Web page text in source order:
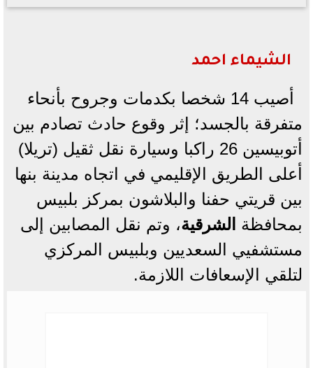
الشيماء احمد
أصيب 14 شخصا بكدمات وجروح بأنحاء
متفرقة بالجسد؛ إثر وقوع حادث تصادم بين
أتوبيسين 26 راكبا وسيارة نقل ثقيل (تريلا)
أعلى الطريق الإقليمي في اتجاه مدينة بنها
بين قريتي حفنا والبلاشون بمركز بلبيس
بمحافظة الشرقية، وتم نقل المصابين إلى
مستشفيي السعديين وبلبيس المركزي
لتلقي الإسعافات اللازمة.